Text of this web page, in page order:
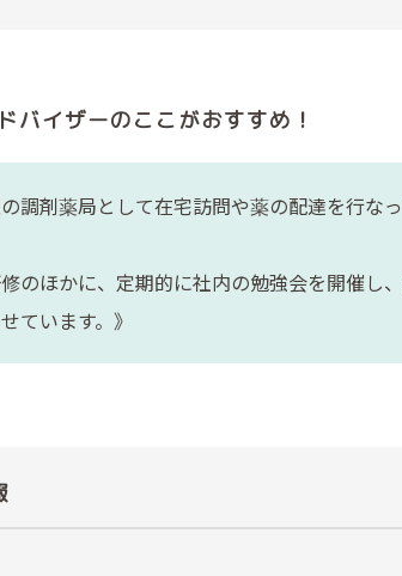
バイザーのここがおすすめ！
調剤薬局として在宅訪問や薬の配達を行なっ
修のほかに、定期的に社内の勉強会を開催し
ています。》